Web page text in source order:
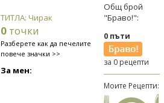
ТИТЛА: Чирак
0 точки
Разберете как да печелите
повече значки >>
За мен:
Общ брой
"Браво!":
0 пъти
за 0 рецепти
Моите Рецепти: